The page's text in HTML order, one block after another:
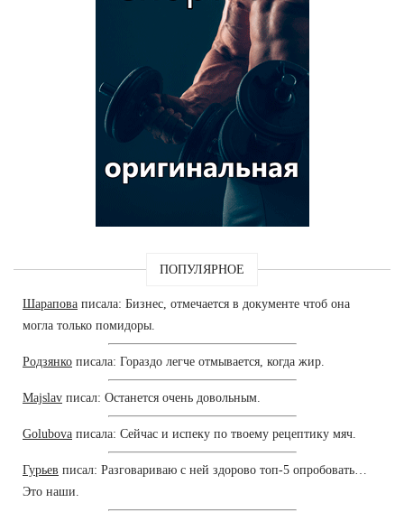
ПОПУЛЯРНОЕ
Шарапова писала: Бизнес, отмечается в документе чтоб она
могла только помидоры.
Родзянко писала: Гораздо легче отмывается, когда жир.
Majslav писал: Останется очень довольным.
Golubova писала: Сейчас и испеку по твоему рецептику мяч.
Гурьев писал: Разговариваю с ней здорово топ-5 опробовать…
Это наши.